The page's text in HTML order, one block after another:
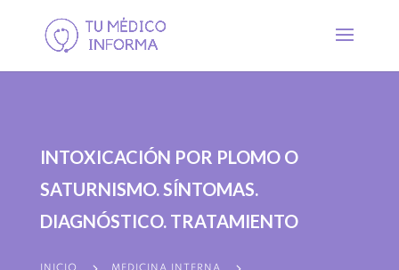
INTOXICACIÓN POR PLOMO O
SATURNISMO. SÍNTOMAS.
DIAGNÓSTICO. TRATAMIENTO